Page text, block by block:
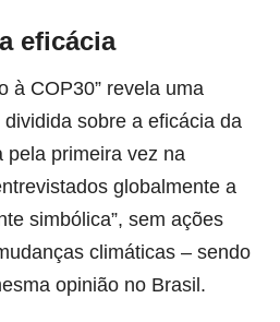
eficácia
à COP30” revela uma
sobre a eficácia da
pela primeira vez na
globalmente a
simbólica”, sem ações
climáticas – sendo
opinião no Brasil.